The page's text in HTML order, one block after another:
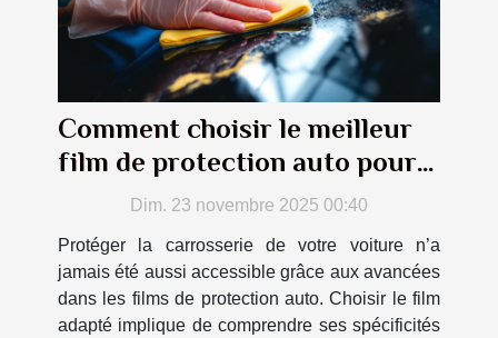
Comment choisir le meilleur
film de protection auto pour
votre véhicule ?
Dim. 23 novembre 2025 00:40
Protéger la carrosserie de votre voiture n’a
jamais été aussi accessible grâce aux avancées
dans les films de protection auto. Choisir le film
adapté implique de comprendre ses spécificités